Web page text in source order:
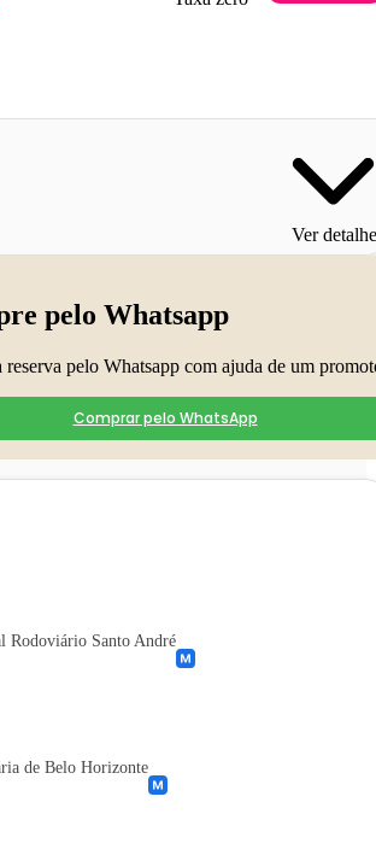
Ver
pelo Whatsapp
reserva pelo Whatsapp com ajuda de um
Comprar pelo WhatsApp
Rodoviário Santo André
de Belo Horizonte